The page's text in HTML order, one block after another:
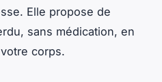
Elle propose de
sans médication, en
corps.